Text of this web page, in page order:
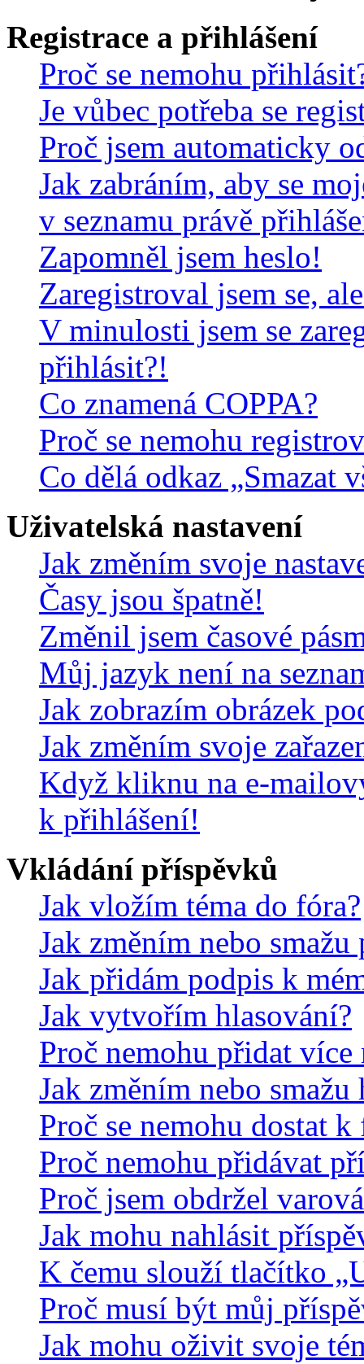
Registrace a přihlášení
Proč se nemohu
Je vůbec potřeba se
Proč jsem automaticky
Jak zabráním, aby se
v seznamu právě
Zapomněl jsem heslo!
Zaregistroval jsem se,
V minulosti jsem se
přihlásit?!
Co znamená COPPA?
Proč se nemohu
Co dělá odkaz „Smazat
Uživatelská nastavení
Jak změním svoje
Časy jsou špatně!
Změnil jsem časové
Můj jazyk není na
Jak zobrazím obrázek
Jak změním svoje
Když kliknu na e-
k přihlášení!
Vkládání příspěvků
Jak vložím téma do fóra?
Jak změním nebo smažu
Jak přidám podpis k
Jak vytvořím hlasování?
Proč nemohu přidat
Jak změním nebo smažu
Proč se nemohu dostat k
Proč nemohu přidávat
Proč jsem obdržel
Jak mohu nahlásit
K čemu slouží tlačítko
Proč musí být můj
Jak mohu oživit svoje